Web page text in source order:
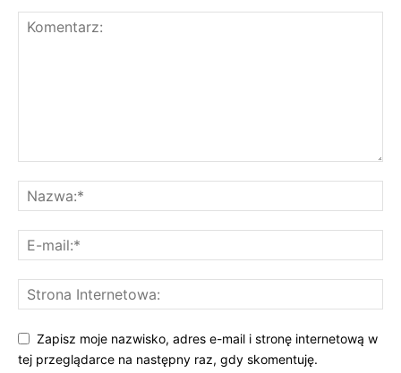
Zapisz moje nazwisko, adres e-mail i stronę internetową w
tej przeglądarce na następny raz, gdy skomentuję.